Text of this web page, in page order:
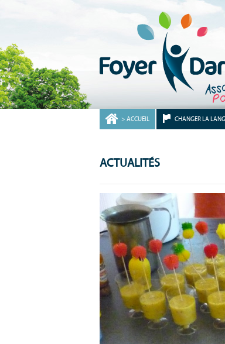
ACCUEIL CHANGER LA
ACTUALITÉS